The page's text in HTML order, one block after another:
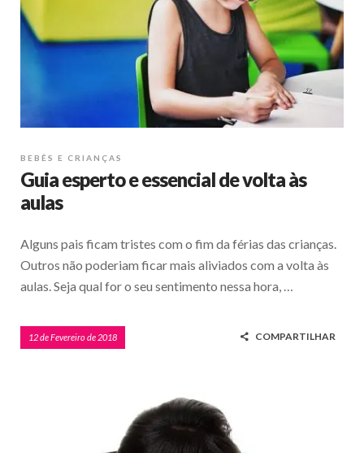
BEBÊS E CRIANÇAS
Guia esperto e essencial de volta às
aulas
Alguns pais ficam tristes com o fim da férias das crianças.
Outros não poderiam ficar mais aliviados com a volta às
aulas. Seja qual for o seu sentimento nessa hora, …
12 de Fevereiro de 2018 COMPARTILHAR